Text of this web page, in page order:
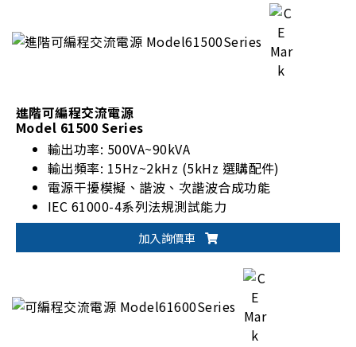
進階可編程交流電源
Model 61500 Series
輸出功率: 500VA~90kVA
輸出頻率: 15Hz~2kHz (5kHz 選購配件)
電源干擾模擬、諧波、次諧波合成功能
IEC 61000-4系列法規測試能力
加入詢價車